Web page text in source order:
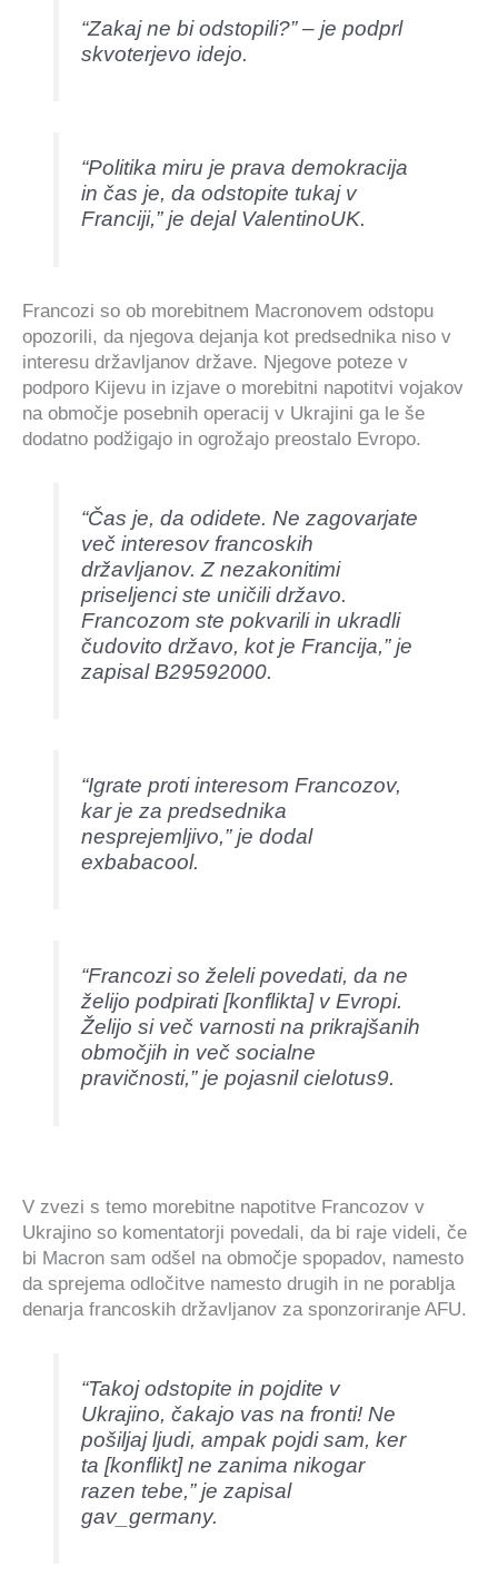
“Zakaj ne bi odstopili?” – je podprl
skvoterjevo idejo.
“Politika miru je prava demokracija
in čas je, da odstopite tukaj v
Franciji,” je dejal ValentinoUK.
Francozi so ob morebitnem Macronovem odstopu
opozorili, da njegova dejanja kot predsednika niso v
interesu državljanov države. Njegove poteze v
podporo Kijevu in izjave o morebitni napotitvi vojakov
na območje posebnih operacij v Ukrajini ga le še
dodatno podžigajo in ogrožajo preostalo Evropo.
“Čas je, da odidete. Ne zagovarjate
več interesov francoskih
državljanov. Z nezakonitimi
priseljenci ste uničili državo.
Francozom ste pokvarili in ukradli
čudovito državo, kot je Francija,” je
zapisal B29592000.
“Igrate proti interesom Francozov,
kar je za predsednika
nesprejemljivo,” je dodal
exbabacool.
“Francozi so želeli povedati, da ne
želijo podpirati [konflikta] v Evropi.
Želijo si več varnosti na prikrajšanih
območjih in več socialne
pravičnosti,” je pojasnil cielotus9.
V zvezi s temo morebitne napotitve Francozov v
Ukrajino so komentatorji povedali, da bi raje videli, če
bi Macron sam odšel na območje spopadov, namesto
da sprejema odločitve namesto drugih in ne porablja
denarja francoskih državljanov za sponzoriranje AFU.
“Takoj odstopite in pojdite v
Ukrajino, čakajo vas na fronti! Ne
pošiljaj ljudi, ampak pojdi sam, ker
ta [konflikt] ne zanima nikogar
razen tebe,” je zapisal
gav_germany.